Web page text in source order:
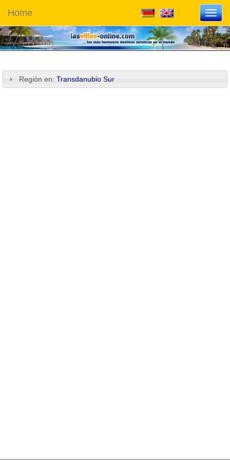
Home
Región en: Transdanubio Sur